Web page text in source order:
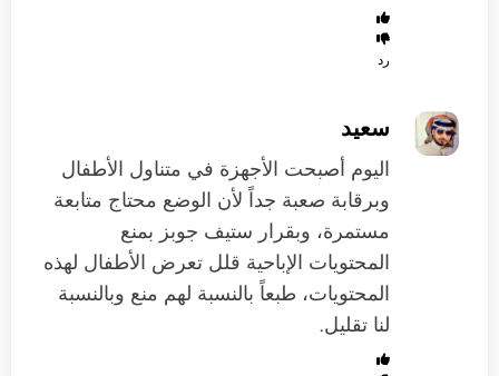
رد
سعيد
اليوم أصبحت الأجهزة في متناول الأطفال
وبرقابة صعبة جداً لأن الوضع محتاج متابعة
مستمرة، وبقرار ستيف جوبز بمنع
المحتويات الإباحية قلل تعرض الأطفال لهذه
المحتويات، طبعاً بالنسبة لهم منع وبالنسبة
لنا تقليل.